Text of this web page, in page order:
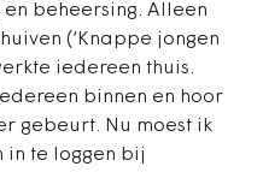
en beheersing. Alleen
(‘Knappe jongen
iedereen thuis.
binnen en hoor
gebeurt. Nu moest ik
in te loggen bij